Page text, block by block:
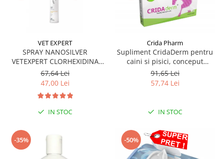
VET EXPERT
SPRAY NANOSILVER
VETEXPERT CLORHEXIDINA
4%- 100ML
67,64 Lei
47,00 Lei
IN STOC
Crida Pharm
Supliment CridaDerm pentru
caini si pisici, conceput
pentru a sprijini refacerea
pielii și blănii - 30 comprimate
91,65 Lei
57,74 Lei
IN STOC
-35% -50%